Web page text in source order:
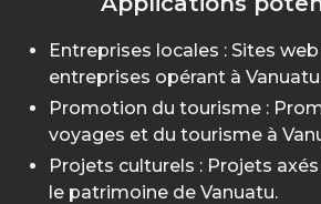
Entreprises locales : Sites
entreprises opérant à
Promotion du tourisme :
voyages et du tourisme à
Projets culturels : Projets
le patrimoine de Vanuatu.